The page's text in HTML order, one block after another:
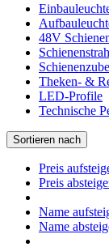
48V
Theken- &
LED-Profile
Technische
Sortieren nach
Preis
Preis
Name
Name